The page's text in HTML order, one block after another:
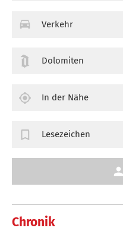
Chronik
Verkehr
Dolomiten
In der Nähe
Lesezeichen